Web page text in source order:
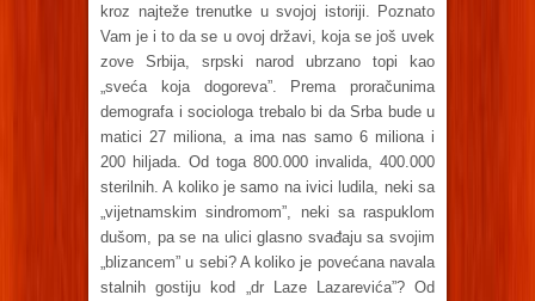
kroz najteže trenutke u svojoj istoriji. Poznato
Vam je i to da se u ovoj državi, koja se još uvek
zove Srbija, srpski narod ubrzano topi kao
„sveća koja dogoreva”. Prema proračunima
demografa i sociologa trebalo bi da Srba bude u
matici 27 miliona, a ima nas samo 6 miliona i
200 hiljada. Od toga 800.000 invalida, 400.000
sterilnih. A koliko je samo na ivici ludila, neki sa
„vijetnamskim sindromom”, neki sa raspuklom
dušom, pa se na ulici glasno svađaju sa svojim
„blizancem” u sebi? A koliko je povećana navala
stalnih gostiju kod „dr Laze Lazarevića”? Od